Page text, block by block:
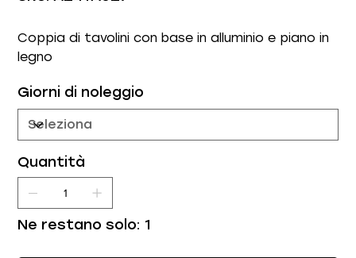
Coppia di tavolini con base in alluminio e piano in
legno
Giorni di noleggio
Quantità
Ne restano solo: 1